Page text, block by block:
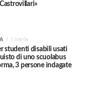
1 ora fa
studenti disabili usati
di uno scuolabus
3 persone indagate